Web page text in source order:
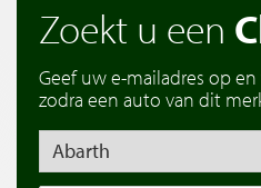
Zoekt u een
Geef uw e-mailadres op
zodra een auto van dit